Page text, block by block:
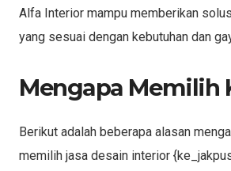
Alfa Interior mampu memberikan
yang sesuai dengan kebutuhan dan
Mengapa Memilih
Berikut adalah beberapa alasan
memilih jasa desain interior